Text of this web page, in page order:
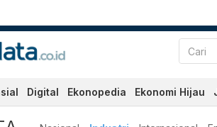
Digital Ekonopedia Ekonomi Hijau